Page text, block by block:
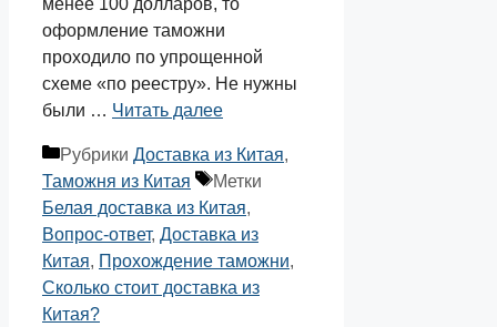
оформление таможни
проходило по упрощенной
схеме «по реестру». Не нужны
были … Читать далее
Рубрики Доставка из Китая,
Таможня из Китая
Метки
Белая доставка из Китая,
Вопрос-ответ, Доставка из
Китая, Прохождение таможни,
Сколько стоит доставка из
Китая?